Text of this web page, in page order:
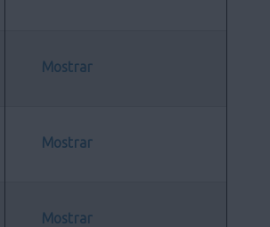
Mostrar
Mostrar
Mostrar